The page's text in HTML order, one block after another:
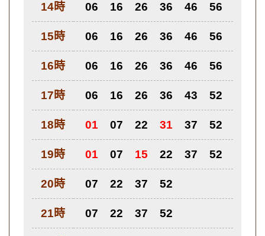
14時 06 16 26 36 46 56
15時 06 16 26 36 46 56
16時 06 16 26 36 46 56
17時 06 16 26 36 43 52
18時 01 07 22 31 37 52
19時 01 07 15 22 37 52
20時 07 22 37 52
21時 07 22 37 52